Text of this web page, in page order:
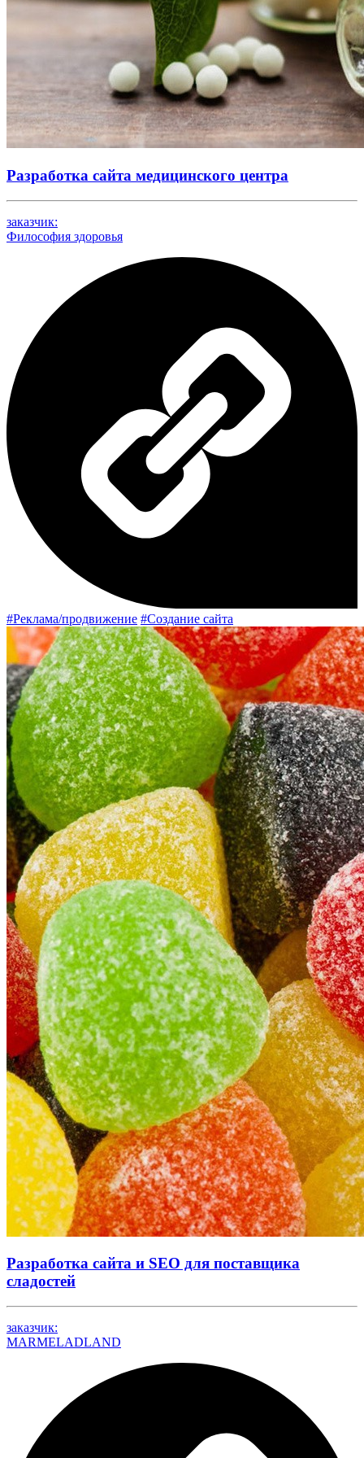
Разработка сайта медицинского центра
заказчик:
Философия здоровья
#Реклама/продвижение #Создание сайта
Разработка сайта и SEO для поставщика
сладостей
заказчик:
MARMELADLAND